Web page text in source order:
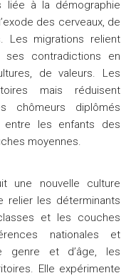
liée à la démographie
des cerveaux, de
Les migrations relient
contradictions en
de valeurs. Les
mais réduisent
chômeurs diplômés
entre les enfants des
moyennes.
une nouvelle culture
relier les déterminants
et les couches
nationales et
genre et d’âge, les
Elle expérimente